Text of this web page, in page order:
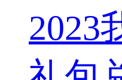
2023